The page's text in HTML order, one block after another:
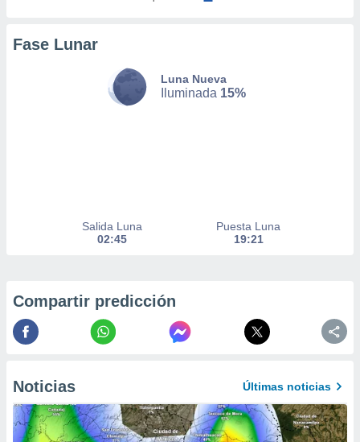
a lo que
Para
su
u
momento
en
en
Fase Lunar
Luna Nueva
Iluminada 15%
Salida Luna
02:45
Puesta Luna
19:21
Compartir predicción
Noticias Últimas noticias